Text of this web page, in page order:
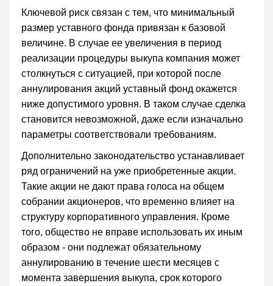
Ключевой риск связан с тем, что минимальный
размер уставного фонда привязан к базовой
величине. В случае ее увеличения в период
реализации процедуры выкупа компания может
столкнуться с ситуацией, при которой после
аннулирования акций уставный фонд окажется
ниже допустимого уровня. В таком случае сделка
становится невозможной, даже если изначально
параметры соответствовали требованиям.
Дополнительно законодательство устанавливает
ряд ограничений на уже приобретенные акции.
Такие акции не дают права голоса на общем
собрании акционеров, что временно влияет на
структуру корпоративного управления. Кроме
того, общество не вправе использовать их иным
образом - они подлежат обязательному
аннулированию в течение шести месяцев с
момента завершения выкупа, срок которого